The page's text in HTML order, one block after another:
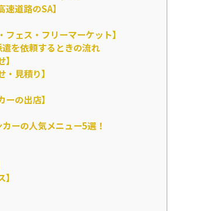
道路のSA】
ェス・フリーマーケット】
を依頼するときの流れ
見積り】
の出店】
ーの人気メニュー5選！